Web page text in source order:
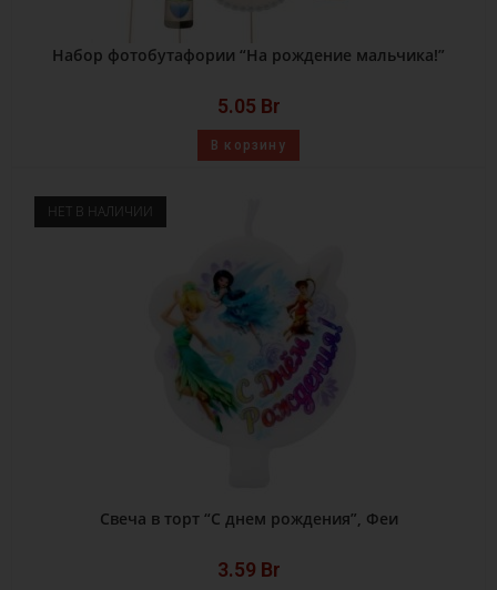
Набор фотобутафории “На рождение мальчика!”
5.05 Br
В корзину
НЕТ В НАЛИЧИИ
Свеча в торт “С днем рождения”, Феи
3.59 Br